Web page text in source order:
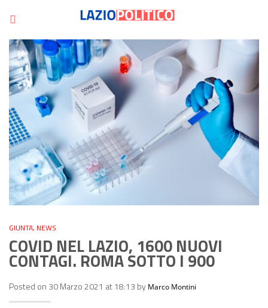
GIUNTA, NEWS
COVID NEL LAZIO, 1600 NUOVI
CONTAGI. ROMA SOTTO I 900
Posted on 30 Marzo 2021 at 18:13 by Marco Montini